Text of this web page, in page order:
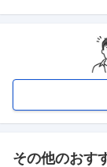
その他のおす